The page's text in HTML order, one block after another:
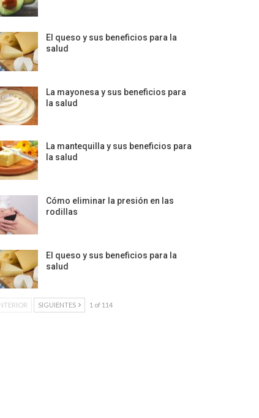
El queso y sus beneficios para la
salud
La mayonesa y sus beneficios para
la salud
La mantequilla y sus beneficios para
la salud
Cómo eliminar la presión en las
rodillas
El queso y sus beneficios para la
salud
SIGUIENTES 1 of 114